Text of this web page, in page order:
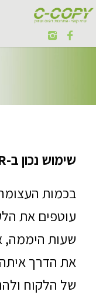
שימוש נכון ב-QR
בכמות
עוטפים את
שעות היממה,
את הדרך
של הלקוח